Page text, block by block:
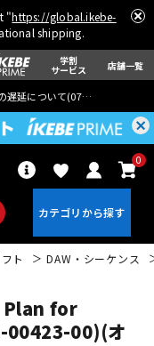
"https://global.ikebe-
shipping.
学割
サービス 店舗一覧
遅延について(07月29日
0
ト DAW・シーケンス
for
00)(オ